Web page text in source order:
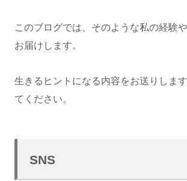
このブログでは、そのような私の経験
お届けします。
生きるヒントになる内容をお送りしま
てください。
SNS